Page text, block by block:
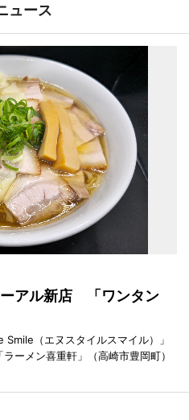
ュース
アル新店 「ワンタン
（エヌスタイルスマイル）」
ーメン喜重軒」（高崎市豊岡町）